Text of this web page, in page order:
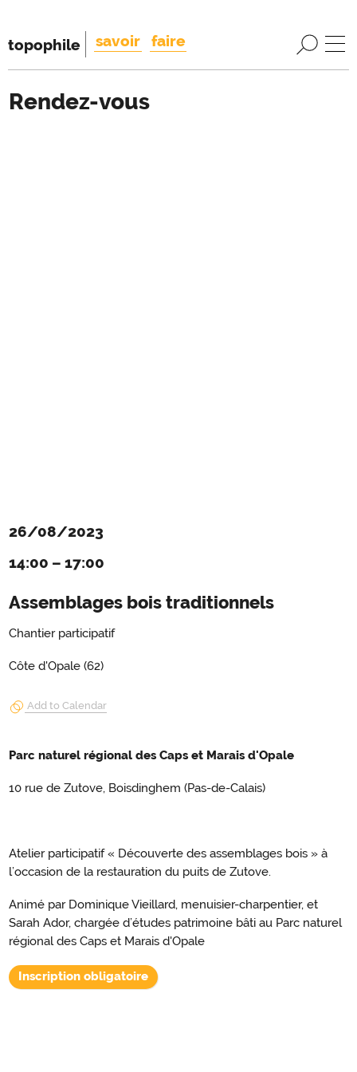
topophile savoir faire
Rendez-vous
26/08/2023
14:00 – 17:00
Assemblages bois traditionnels
Chantier participatif
Côte d'Opale (62)
Add to Calendar
Parc naturel régional des Caps et Marais d'Opale
10 rue de Zutove, Boisdinghem (Pas-de-Calais)
Atelier participatif « Découverte des assemblages bois » à
l’occasion de la restauration du puits de Zutove.
Animé par Dominique Vieillard, menuisier-charpentier, et
Sarah Ador, chargée d’études patrimoine bâti au Parc naturel
régional des Caps et Marais d'Opale
Inscription obligatoire